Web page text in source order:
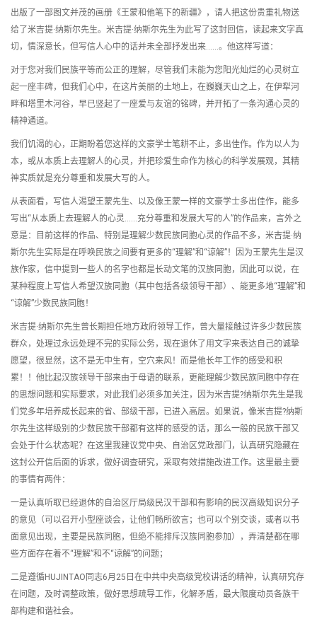
出版了一部图文并茂的画册《王蒙和他笔下的新疆》，请人把这份贵重礼物送
给了米吉提·纳斯尔先生。米吉提·纳斯尔先生为此写了这封回信，读起来文字真
切，情深意长，但写信人心中的话并未全部抒发出来……。他这样写道：
对于您对我们民族平等而公正的理解，尽管我们未能为您阳光灿烂的心灵树立
起一座丰碑，但我们心中，在这片美丽的土地上，在巍巍天山之上，在伊犁河
畔和塔里木河谷，早已竖起了一座爱与友谊的铭碑，并开拓了一条沟通心灵的
精神通道。
我们饥渴的心，正期盼着您这样的文豪学士笔耕不止，多出佳作。作为以人为
本，或从本质上去理解人的心灵，并把珍爱生命作为核心的科学发展观，其精
神实质就是充分尊重和发展大写的人。
从表面看，写信人渴望王蒙先生、以及像王蒙一样的文豪学士多出佳作，能多
写出“从本质上去理解人的心灵……充分尊重和发展大写的人”的作品来，言外之
意是：目前这样的作品、特别是理解少数民族同胞心灵的作品不多，米吉提·纳
斯尔先生实际是在呼唤民族之间要有更多的“理解”和“谅解”！因为王蒙先生是汉
族作家，信中提到一些人的名字也都是长动文笔的汉族同胞，因此可以说，在
某种程度上写信人希望汉族同胞（其中包括各级领导干部）、能更多地“理解”和
“谅解”少数民族同胞！
米吉提·纳斯尔先生曾长期担任地方政府领导工作，曾大量接触过许多少数民族
群众，处理过永远处理不完的实际公务，现在退休了用文字来表达自己的诚挚
愿望，很显然，这不是无中生有，空穴来风！而是他长年工作的感受和积
累！！他比起汉族领导干部来由于母语的联系，更能理解少数民族同胞中存在
的思想问题和实际要求，对此我们必须多加关注，因为米吉提?纳斯尔先生是我
们党多年培养成长起来的省、部级干部，已进入高层。如果说，像米吉提?纳斯
尔先生这样级别的少数民族干部都有这样的感受的话，那么一般的民族干部又
会处于什么状态呢？在这里我建议党中央、自治区党政部门，认真研究隐藏在
这封公开信后面的诉求，做好调查研究，采取有效措施改进工作。这里最主要
的事情有两件：
一是认真听取已经退休的自治区厅局级民汉干部和有影响的民汉高级知识分子
的意见（可以召开小型座谈会，让他们畅所欲言；也可以个别交谈，或者以书
面意见出现，主要是民族同胞，但绝不能排斥汉族同胞参加），弄清楚都在哪
些方面存在着不“理解”和不“谅解”的问题；
二是遵循HUJINTAO同志6月25日在中共中央高级党校讲话的精神，认真研究存
在问题，及时调整政策，做好思想疏导工作，化解矛盾，最大限度动员各族干
部构建和谐社会。